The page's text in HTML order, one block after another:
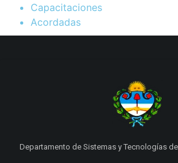
Capacitaciones
Acordadas
Departamento de Sistemas y Tecnologías